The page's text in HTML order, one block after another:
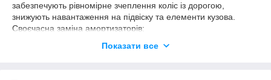
забезпечують рівномірне зчеплення коліс із дорогою,
знижують навантаження на підвіску та елементи кузова.
Своєчасна заміна амортизаторів:
• підвищує стійкість на поворотах і при гальмуванні;
Показати все